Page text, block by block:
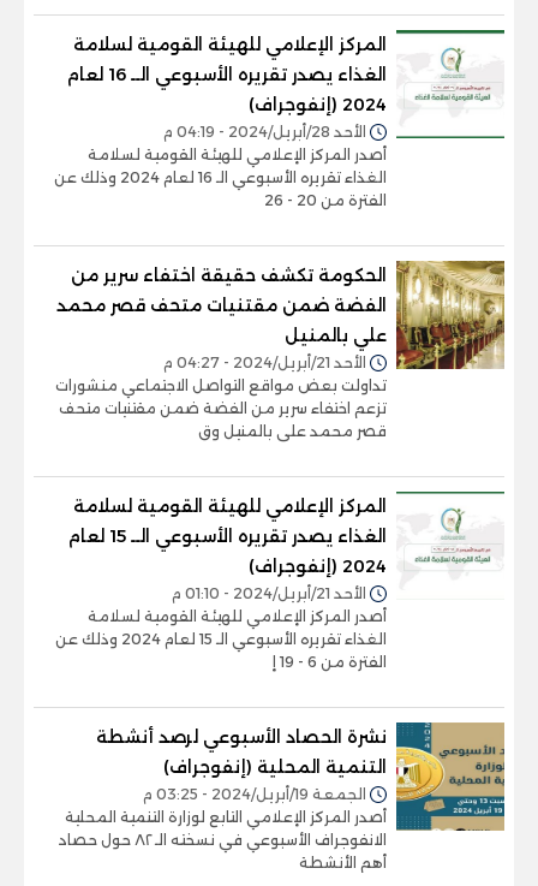
المركز الإعلامي للهيئة القومية لسلامة
الغذاء يصدر تقريره الأسبوعي الــ 16 لعام
2024 (إنفوجراف)
الأحد 28/أبريل/2024 - 04:19 م
أصدر المركز الإعلامي للهيئة القومية لسلامة
الغذاء تقريره الأسبوعي الـ 16 لعام 2024 وذلك عن
الفترة من 20 - 26
الحكومة تكشف حقيقة اختفاء سرير من
الفضة ضمن مقتنيات متحف قصر محمد
علي بالمنيل
الأحد 21/أبريل/2024 - 04:27 م
تداولت بعض مواقع التواصل الاجتماعي منشورات
تزعم اختفاء سرير من الفضة ضمن مقتنيات متحف
قصر محمد على بالمنيل وق
المركز الإعلامي للهيئة القومية لسلامة
الغذاء يصدر تقريره الأسبوعي الــ 15 لعام
2024 (إنفوجراف)
الأحد 21/أبريل/2024 - 01:10 م
أصدر المركز الإعلامي للهيئة القومية لسلامة
الغذاء تقريره الأسبوعي الـ 15 لعام 2024 وذلك عن
الفترة من 6 - 19 إ
نشرة الحصاد الأسبوعي لرصد أنشطة
التنمية المحلية (إنفوجراف)
الجمعة 19/أبريل/2024 - 03:25 م
أصدر المركز الإعلامي التابع لوزارة التنمية المحلية
الانفوجراف الأسبوعي في نسخته الـ ٨٢ حول حصاد
أهم الأنشطة